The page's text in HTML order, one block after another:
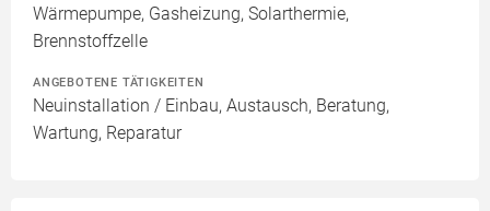
Wärmepumpe, Gasheizung, Solarthermie,
Brennstoffzelle
ANGEBOTENE TÄTIGKEITEN
Neuinstallation / Einbau, Austausch, Beratung,
Wartung, Reparatur